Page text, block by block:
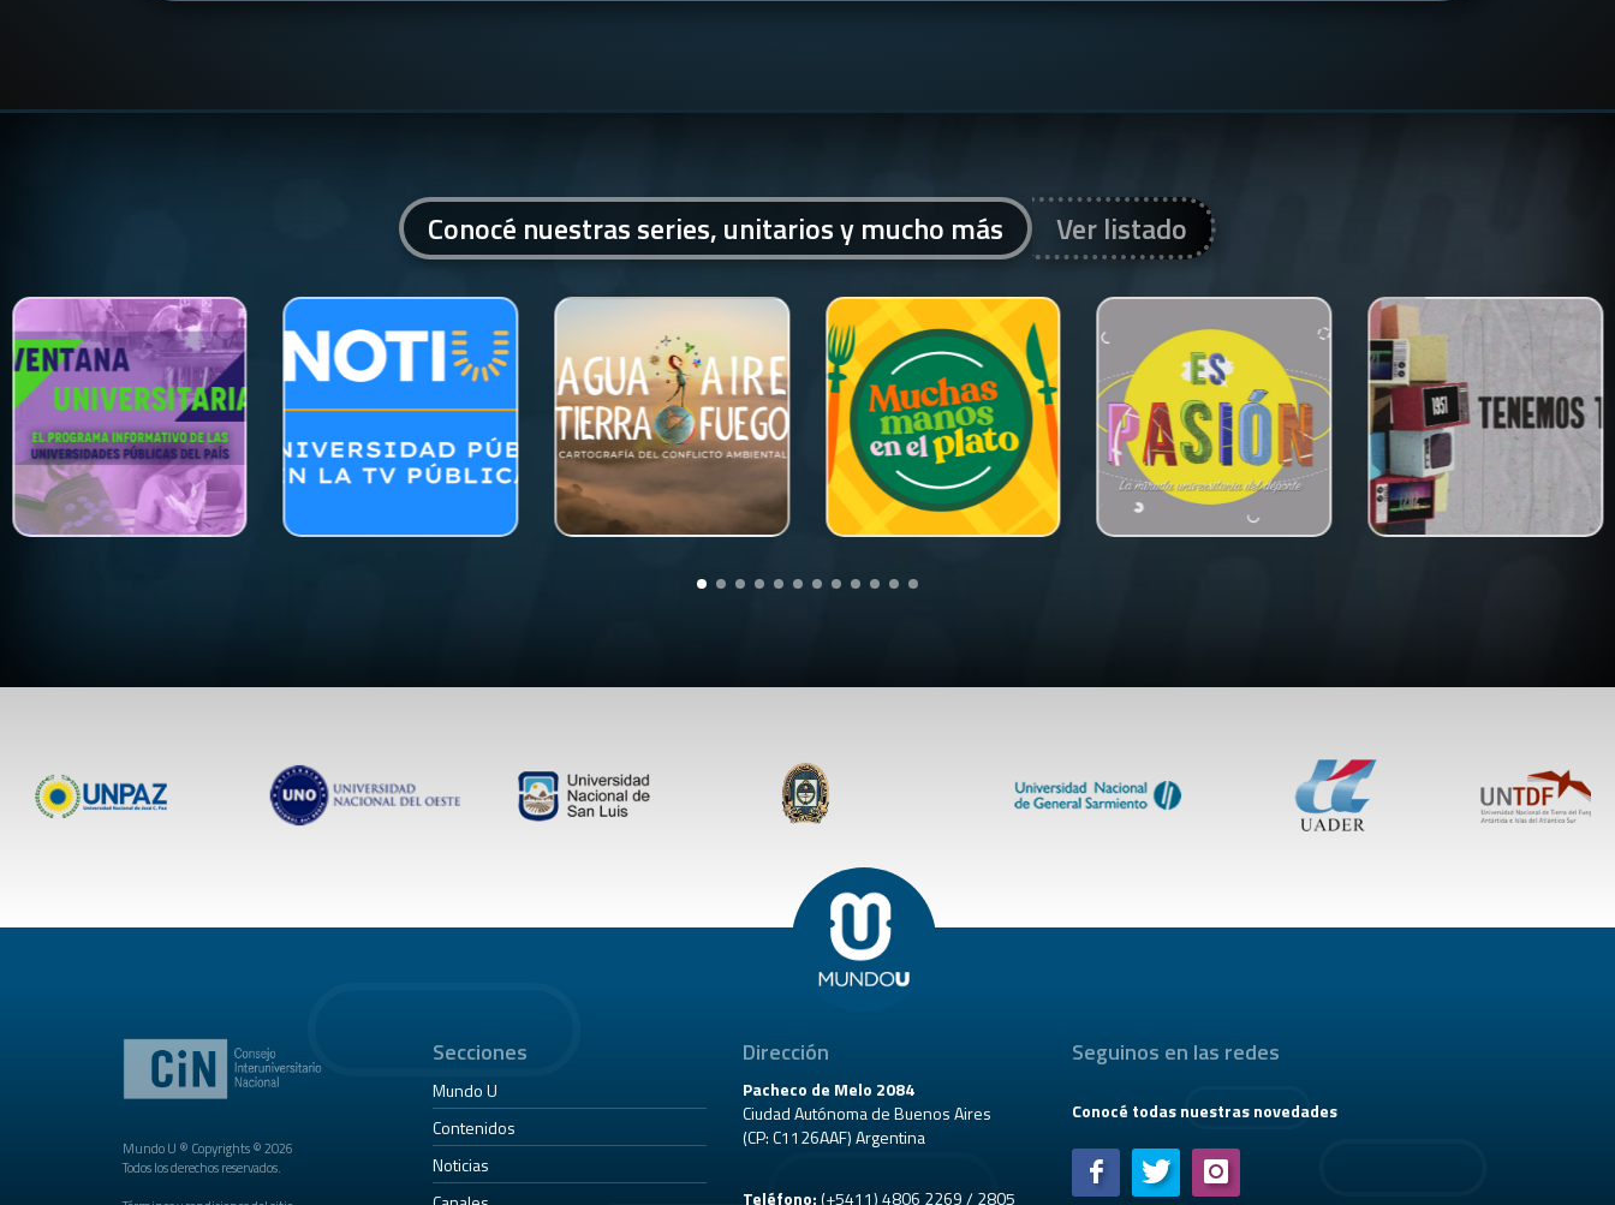
Conocé nuestras series, unitarios y mucho más Ver listado
Mundo U ® Copyrights © 2026
Todos los derechos reservados.
Secciones
Mundo U
Contenidos
Noticias
Dirección
Pacheco de Melo 2084
Ciudad Autónoma de Buenos Aires
(CP: C1126AAF) Argentina
Teléfono:(+5411) 4806 2269 / 2805
Seguinos en las redes
Conocé todas nuestras novedades